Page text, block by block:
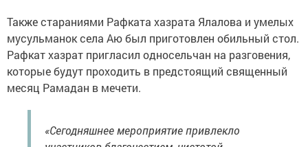
Также стараниями Рафката хазрата Ялалова и умелых
мусульманок села Аю был приготовлен обильный стол.
Рафкат хазрат пригласил односельчан на разговения,
которые будут проходить в предстоящий священный
месяц Рамадан в мечети.
«Сегодняшнее мероприятие привлекло